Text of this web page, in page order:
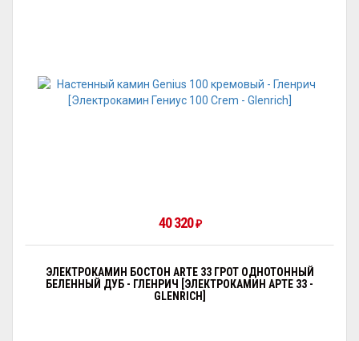
40 320₽
ЭЛЕКТРОКАМИН БОСТОН ARTE 33 ГРОТ ОДНОТОННЫЙ
БЕЛЕННЫЙ ДУБ - ГЛЕНРИЧ [ЭЛЕКТРОКАМИН АРТЕ 33 -
GLENRICH]